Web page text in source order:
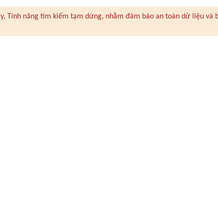
Tính năng tìm kiếm tạm dừng, nhằm đảm bảo an toàn dữ liệu và